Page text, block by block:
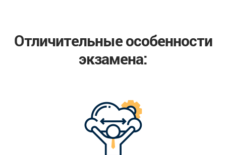
Отличительные особенности
экзамена: